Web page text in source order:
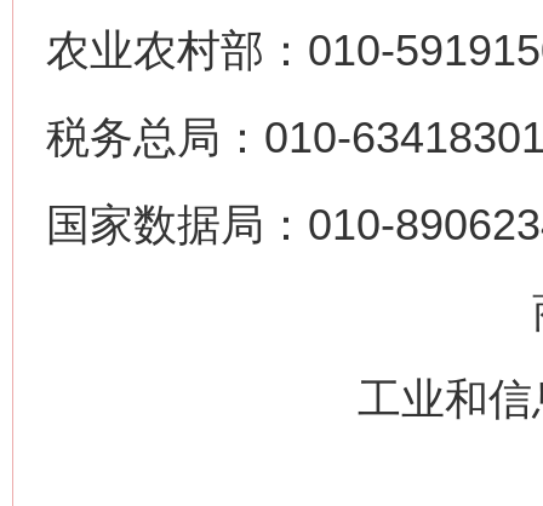
农业农村部：010-
税务总局：010-
国家数据局：010-
工业和